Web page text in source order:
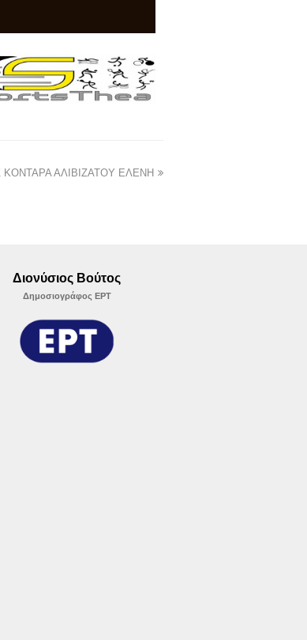
ΑΛΙΒΙΖΑΤΟΥ ΕΛΕΝΗ
Διονύσιος Βούτος
Δημοσιογράφος ΕΡΤ